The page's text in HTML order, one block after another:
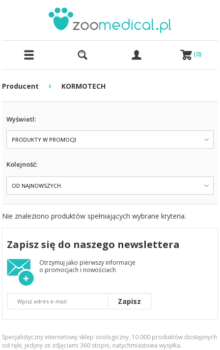
(0)
Producent › KORMOTECH
Wyświetl:
PRODUKTY W PROMOCJI
Kolejność:
OD NAJNOWSZYCH
Nie znaleziono produktów spełniających wybrane kryteria.
Zapisz się do naszego newslettera
Otrzymuj jako pierwszy informacje
o promocjach i nowościach
Zapisz
Specjalistyczny internetowy sklep zoologiczny, 10.000 produktów dostępnych
od ręki, jedyny ze zdjęciami 360 stopni, natychmiastowa wysyłka.